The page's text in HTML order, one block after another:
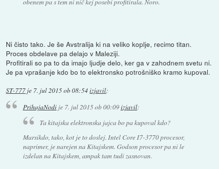
Ni čisto tako. Je še Avstralija ki na veliko koplje, recimo titan.
Proces obdelave pa delajo v Maleziji.
Profitirali so pa to da imajo ljudje delo, ker ga v zahodnem svetu ni.
Je pa vprašanje kdo bo to elektronsko potrošniško kramo kupoval.
ST-777 je 7. jul 2015 ob 08:54izjavil:
PrihajaNodije 7. jul 2015 ob 00:09izjavil:
Ta kitajska elektronska jajca bo pa kupoval kdo?
Marsikdo, tako, kot je to doslej. Intel Core I7-3770 procesor,
naprimer, je narejen na Kitajskem. Godson procesor pa ni le
izdelan na Kitajskem, ampak tam tudi zasnovan.